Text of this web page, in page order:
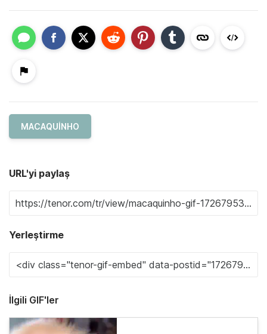
MACAQUINHO
URL'yi paylaş
Yerleştirme
İlgili GIF'ler